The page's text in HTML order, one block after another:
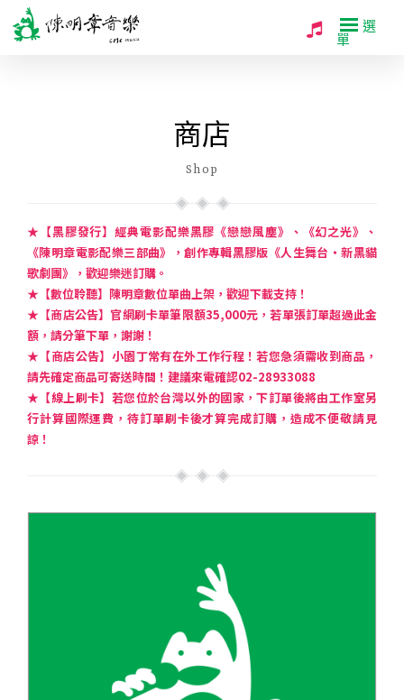
選
單
商店
Shop
★【黑膠發行】經典電影配樂黑膠《戀戀風塵》、《幻之光》、
《陳明章電影配樂三部曲》，創作專輯黑膠版《人生舞台・新黑貓
歌劇團》，歡迎樂迷訂購。
★【數位聆聽】陳明章數位單曲上架，歡迎下載支持！
★【商店公告】官網刷卡單筆限額35,000元，若單張訂單超過此金
額，請分筆下單，謝謝！
★【商店公告】小園丁常有在外工作行程！若您急須需收到商品，
請先確定商品可寄送時間！建議來電確認02-28933088
★【線上刷卡】若您位於台灣以外的國家，下訂單後將由工作室另
行計算國際運費，待訂單刷卡後才算完成訂購，造成不便敬請見
諒！